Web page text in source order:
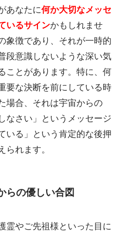
あなたに何か大切なメッセ
いるサインかもしれませ
象徴であり、それが一時的
段意識しないような深い気
ことがあります。特に、何
要な決断を前にしている時
場合、それは宇宙からの
なさい」というメッセージ
いる」という肯定的な後押
られます。
らの優しい合図
霊やご先祖様といった目に